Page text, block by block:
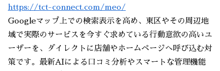
https://tct-connect.com/meo/
Googleマップ上での検索表示を高め、東区やその周辺地
域で実際のサービスを今すぐ求めている行動意欲の高いユ
ーザーを、ダイレクトに店舗やホームページへ呼び込む対
策です。最新AIによる口コミ分析やスマートな管理機能